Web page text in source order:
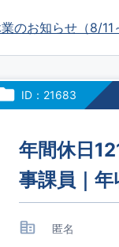
のお知らせ（8/11
ID：21683
年間休日
事課員｜
匿名